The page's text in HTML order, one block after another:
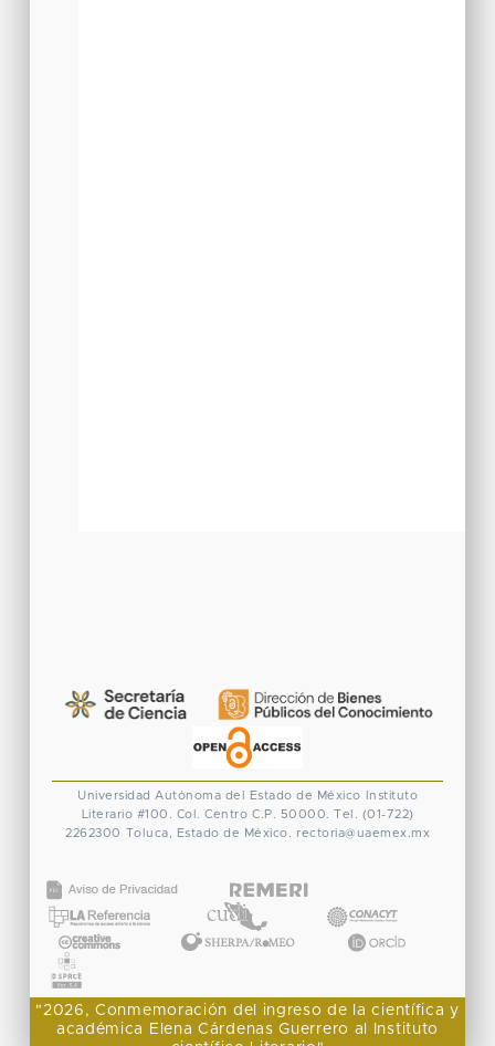
Universidad Autónoma del Estado de México
Instituto
Literario #100. Col. Centro C.P. 50000. Tel. (01-722)
2262300 Toluca, Estado de México. rectoria@uaemex.mx
"2026, Conmemoración del ingreso de la científica y
académica Elena Cárdenas Guerrero al Instituto